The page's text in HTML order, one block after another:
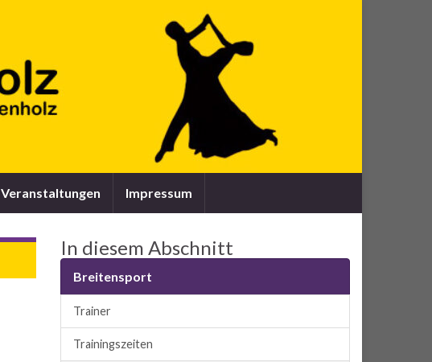
Veranstaltungen Impressum
In diesem Abschnitt
Breitensport
Trainer
Trainingszeiten